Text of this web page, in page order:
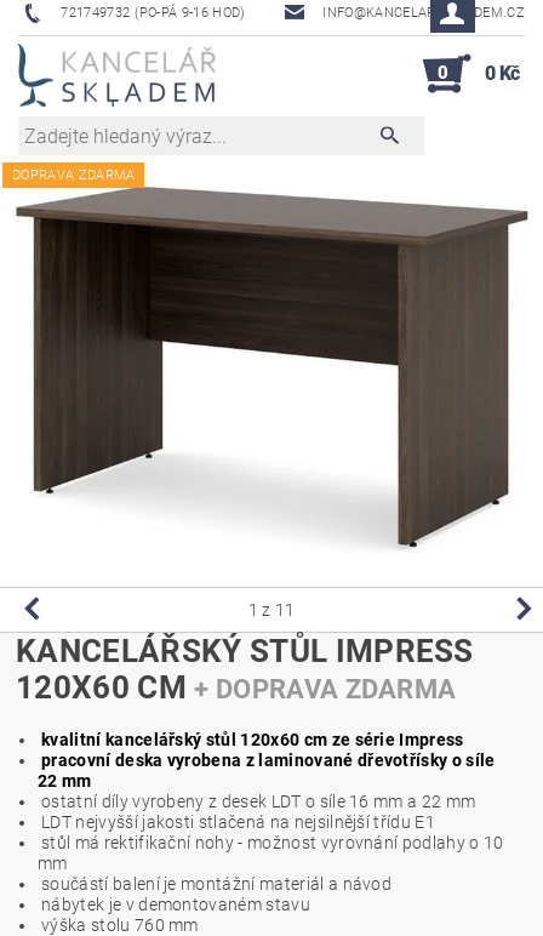
721749732 (PO-PÁ 9-16 HOD) INFO@KANCELAR-SKLADEM.CZ
0 0 Kč
DOPRAVA ZDARMA
1 z 11
KANCELÁŘSKÝ STŮL IMPRESS
120X60 CM+ DOPRAVA ZDARMA
kvalitní kancelářský stůl 120x60 cm ze série Impress
pracovní deska vyrobena z laminované dřevotřísky o síle
22 mm
ostatní díly vyrobeny z desek LDT o síle 16 mm a 22 mm
LDT nejvyšší jakosti stlačená na nejsilnější třídu E1
stůl má rektifikační nohy - možnost vyrovnání podlahy o 10
mm
součástí balení je montážní materiál a návod
nábytek je v demontovaném stavu
výška stolu 760 mm